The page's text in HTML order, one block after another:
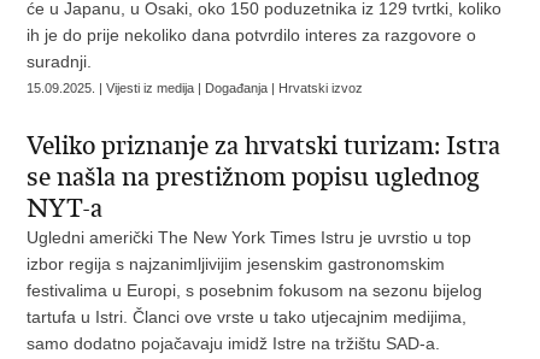
će u Japanu, u Osaki, oko 150 poduzetnika iz 129 tvrtki, koliko
ih je do prije nekoliko dana potvrdilo interes za razgovore o
suradnji.
15.09.2025. | Vijesti iz medija | Događanja | Hrvatski izvoz
Veliko priznanje za hrvatski turizam: Istra
se našla na prestižnom popisu uglednog
NYT-a
Ugledni američki The New York Times Istru je uvrstio u top
izbor regija s najzanimljivijim jesenskim gastronomskim
festivalima u Europi, s posebnim fokusom na sezonu bijelog
tartufa u Istri. Članci ove vrste u tako utjecajnim medijima,
samo dodatno pojačavaju imidž Istre na tržištu SAD-a.